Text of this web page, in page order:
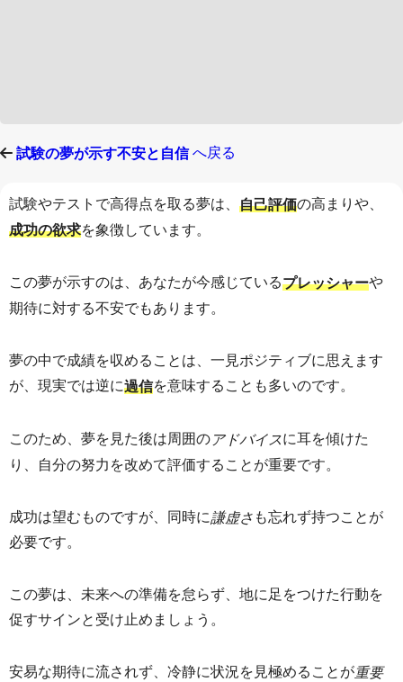
試験の夢が示す不安と自信へ戻る
試験やテストで高得点を取る夢は、 自己評価の高まりや、
成功の欲求を象徴しています。
この夢が示すのは、あなたが今感じているプレッシャーや
期待に対する不安でもあります。
夢の中で成績を収めることは、一見ポジティブに思えます
が、現実では逆に過信を意味することも多いのです。
このため、夢を見た後は周囲の アドバイスに耳を傾けた
り、自分の努力を改めて評価することが重要です。
成功は望むものですが、同時に謙虚さ も忘れず持つことが
必要です。
この夢は、未来への準備を怠らず、地に足をつけた行動を
促すサインと受け止めましょう。
安易な期待に流されず、冷静に状況を見極めることが重要